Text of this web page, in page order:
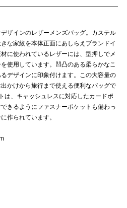
ザインのレザーメンズバッグ。カステル
な家紋を本体正面にあしらえブランドイ
に使われているレザーには、型押しでメ
使用しています。凹凸のある柔らかなこ
デザインに印象付けます。この大容量の
かけから旅行まで使える便利なバッグで
は、キャッシュレスに対応したカードポ
きるようにファスナーポケットも備わっ
作られています。